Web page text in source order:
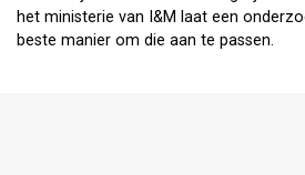
het ministerie van I&M laat een
beste manier om die aan te passen.